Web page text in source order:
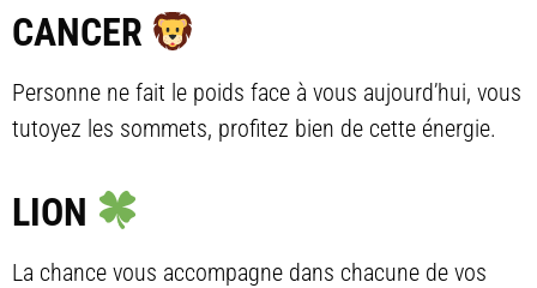
CANCER
Personne ne fait le poids face à vous aujourd’hui, vous
tutoyez les sommets, profitez bien de cette énergie.
LION
La chance vous accompagne dans chacune de vos